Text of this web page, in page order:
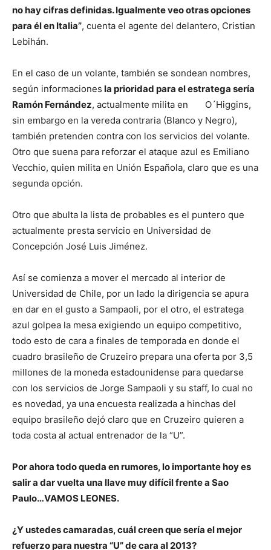
no hay cifras definidas. Igualmente veo otras opciones
para él en Italia”, cuenta el agente del delantero, Cristian
Lebihán.
En el caso de un volante, también se sondean nombres,
según informaciones la prioridad para el estratega sería
Ramón Fernández, actualmente milita en O´Higgins,
sin embargo en la vereda contraria (Blanco y Negro),
también pretenden contra con los servicios del volante.
Otro que suena para reforzar el ataque azul es Emiliano
Vecchio, quien milita en Unión Española, claro que es una
segunda opción.
Otro que abulta la lista de probables es el puntero que
actualmente presta servicio en Universidad de
Concepción José Luis Jiménez.
Así se comienza a mover el mercado al interior de
Universidad de Chile, por un lado la dirigencia se apura
en dar en el gusto a Sampaoli, por el otro, el estratega
azul golpea la mesa exigiendo un equipo competitivo,
todo esto de cara a finales de temporada en donde el
cuadro brasileño de Cruzeiro prepara una oferta por 3,5
millones de la moneda estadounidense para quedarse
con los servicios de Jorge Sampaoli y su staff, lo cual no
es novedad, ya una encuesta realizada a hinchas del
equipo brasileño dejó claro que en Cruzeiro quieren a
toda costa al actual entrenador de la “U”.
Por ahora todo queda en rumores, lo importante hoy es
salir a dar vuelta una llave muy difícil frente a Sao
Paulo…VAMOS LEONES.
¿Y ustedes camaradas, cuál creen que sería el mejor
refuerzo para nuestra “U” de cara al 2013?